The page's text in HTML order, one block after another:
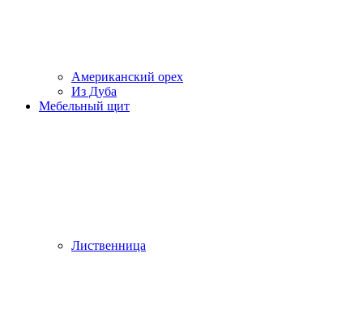
Американский орех
Из Дуба
Мебельный щит
Лиственница